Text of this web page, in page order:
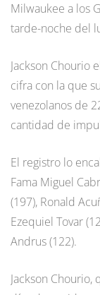
Milwaukee a los
tarde-noche del
Jackson Chourio
cifra con la que
venezolanos de
cantidad de
El registro lo
Fama Miguel
(197), Ronald
Ezequiel Tovar
Andrus (122).
Jackson